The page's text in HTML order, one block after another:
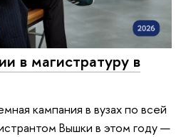
в магистратуру в
кампания в вузах по всей
Вышки в этом году —